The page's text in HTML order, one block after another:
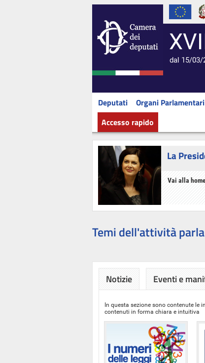
dal 15/03/
Deputati Organi Parlamentari
Accesso rapido
La
Vai alla
Temi dell'attività
Notizie Eventi e
In questa sezione sono contenute le
contenuti in forma chiara e intuitiva